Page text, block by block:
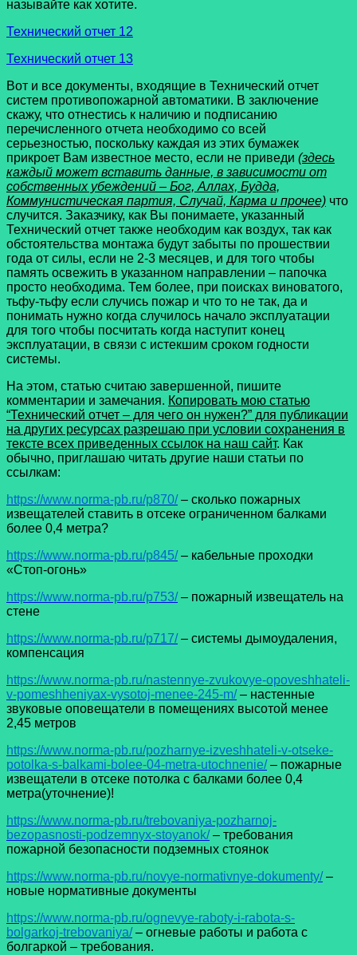
называйте как хотите.
Технический отчет 12
Технический отчет 13
Вот и все документы, входящие в Технический отчет
систем противопожарной автоматики. В заключение
скажу, что отнестись к наличию и подписанию
перечисленного отчета необходимо со всей
серьезностью, поскольку каждая из этих бумажек
прикроет Вам известное место, если не приведи (здесь
каждый может вставить данные, в зависимости от
собственных убеждений – Бог, Аллах, Будда,
Коммунистическая партия, Случай, Карма и прочее) что
случится. Заказчику, как Вы понимаете, указанный
Технический отчет также необходим как воздух, так как
обстоятельства монтажа будут забыты по прошествии
года от силы, если не 2-3 месяцев, и для того чтобы
память освежить в указанном направлении – папочка
просто необходима. Тем более, при поисках виноватого,
тьфу-тьфу если случись пожар и что то не так, да и
понимать нужно когда случилось начало эксплуатации
для того чтобы посчитать когда наступит конец
эксплуатации, в связи с истекшим сроком годности
системы.
На этом, статью считаю завершенной, пишите
комментарии и замечания. Копировать мою статью
“Технический отчет – для чего он нужен?” для публикации
на других ресурсах разрешаю при условии сохранения в
тексте всех приведенных ссылок на наш сайт. Как
обычно, приглашаю читать другие наши статьи по
ссылкам:
https://www.norma-pb.ru/p870/– сколько пожарных
извещателей ставить в отсеке ограниченном балками
более 0,4 метра?
https://www.norma-pb.ru/p845/– кабельные проходки
«Стоп-огонь»
https://www.norma-pb.ru/p753/– пожарный извещатель на
стене
https://www.norma-pb.ru/p717/– системы дымоудаления,
компенсация
https://www.norma-pb.ru/nastennye-zvukovye-opoveshhateli-
v-pomeshheniyax-vysotoj-menee-245-m/– настенные
звуковые оповещатели в помещениях высотой менее
2,45 метров
https://www.norma-pb.ru/pozharnye-izveshhateli-v-otseke-
potolka-s-balkami-bolee-04-metra-utochnenie/– пожарные
извещатели в отсеке потолка с балками более 0,4
метра(уточнение)!
https://www.norma-pb.ru/trebovaniya-pozharnoj-
bezopasnosti-podzemnyx-stoyanok/– требования
пожарной безопасности подземных стоянок
https://www.norma-pb.ru/novye-normativnye-dokumenty/–
новые нормативные документы
https://www.norma-pb.ru/ognevye-raboty-i-rabota-s-
bolgarkoj-trebovaniya/– огневые работы и работа с
болгаркой – требования.